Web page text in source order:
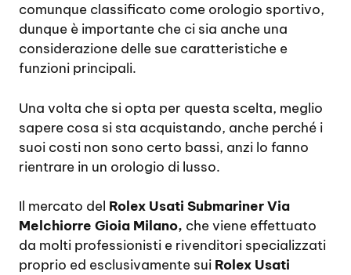
comunque classificato come orologio sportivo,
dunque è importante che ci sia anche una
considerazione delle sue caratteristiche e
funzioni principali.
Una volta che si opta per questa scelta, meglio
sapere cosa si sta acquistando, anche perché i
suoi costi non sono certo bassi, anzi lo fanno
rientrare in un orologio di lusso.
Il mercato del Rolex Usati Submariner Via
Melchiorre Gioia Milano, che viene effettuato
da molti professionisti e rivenditori specializzati
proprio ed esclusivamente sui Rolex Usati